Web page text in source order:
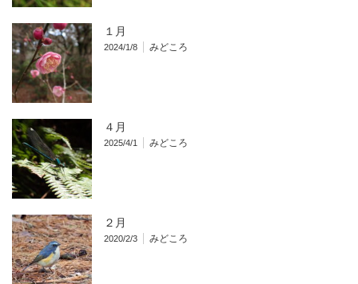
１月
2024/1/8 みどころ
４月
2025/4/1 みどころ
２月
2020/2/3 みどころ